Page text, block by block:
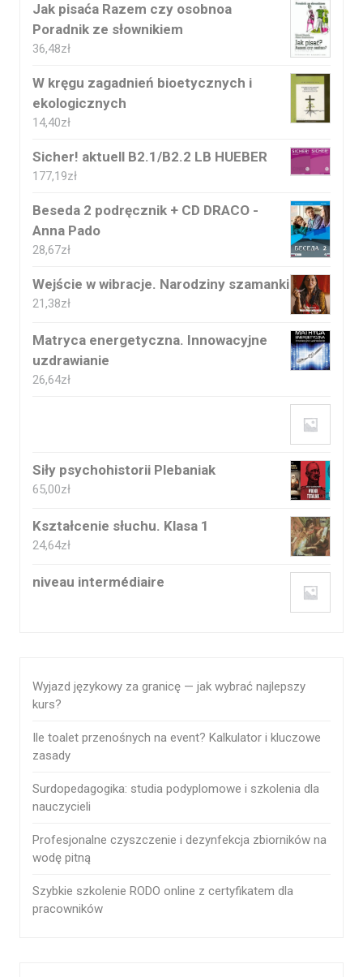
Jak pisaća Razem czy osobnoa
Poradnik ze słownikiem
36,48zł
W kręgu zagadnień bioetycznych i
ekologicznych
14,40zł
Sicher! aktuell B2.1/B2.2 LB HUEBER
177,19zł
Beseda 2 podręcznik + CD DRACO -
Anna Pado
28,67zł
Wejście w wibracje. Narodziny szamanki
21,38zł
Matryca energetyczna. Innowacyjne
uzdrawianie
26,64zł
Siły psychohistorii Plebaniak
65,00zł
Kształcenie słuchu. Klasa 1
24,64zł
niveau intermédiaire
Wyjazd językowy za granicę — jak wybrać najlepszy
kurs?
Ile toalet przenośnych na event? Kalkulator i kluczowe
zasady
Surdopedagogika: studia podyplomowe i szkolenia dla
nauczycieli
Profesjonalne czyszczenie i dezynfekcja zbiorników na
wodę pitną
Szybkie szkolenie RODO online z certyfikatem dla
pracowników